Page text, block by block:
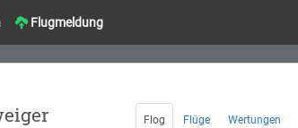
Flugmeldung
Flog Flüge Wertungen